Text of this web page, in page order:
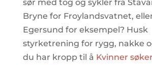
sør med tog og sykler fra
Bryne for Froylandsvatnet,
Egersund for eksempel? Husk
styrketrening for rygg, nakke
du har kropp til å Kvinner